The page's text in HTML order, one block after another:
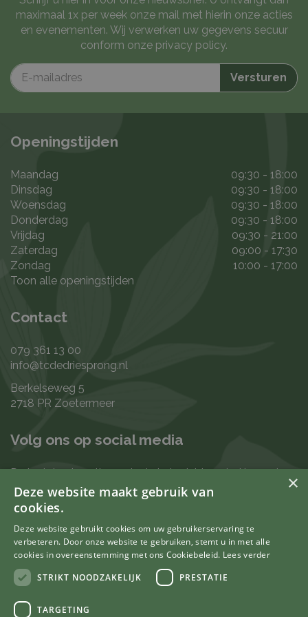
maximaal 1x per week onze mail met hierin onze acties
en evenementen. Wij verwerken uw gegevens secuur
conform onze privacy policy.
Openingstijden
Maandag
09:30 - 18:00
Dinsdag
09:30 - 18:00
Woensdag
09:30 - 18:00
Donderdag
09:30 - 18:00
Vrijdag
09:30 - 21:00
Zaterdag
09:00 - 17:30
Zondag
10:00 - 17:00
Toon alle openingstijden
Contact
079 361 13 00
info@tcdedriesprong.nl
Berkelseweg 5
2718 PR Zoetermeer
Volg ons op social media
De laatste nieuwtjes en leukste berichten vind je op de
de volgende kanalen:
Uw mening telt
×
Deze website maakt gebruik van
cookies.
Deze website gebruikt cookies om uw gebruikerservaring te
verbeteren. Door onze website te gebruiken, stemt u in met alle
cookies in overeenstemming met ons Cookiebeleid. Lees verder
STRIKT NOODZAKELIJK
PRESTATIE
TARGETING